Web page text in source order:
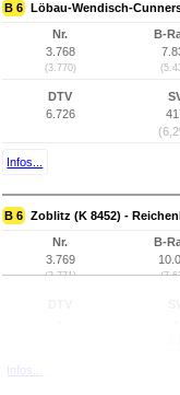
B 6 Löbau-Wendisch-
Nr.
3.768
(3.770)
B-
DTV
6.726
Infos...
B 6 Zoblitz (K 8452) -
Nr.
3.769
(3.771)
B-
Infos...